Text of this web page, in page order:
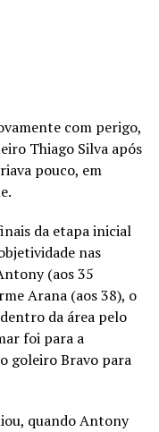
com perigo,
Thiago Silva após
pouco, em
da etapa inicial
nas
(aos 35
Arana (aos 38), o
da área pelo
foi para a
goleiro Bravo para
quando Antony